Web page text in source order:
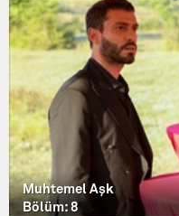
Muhtemel Aşk
Bölüm: 8